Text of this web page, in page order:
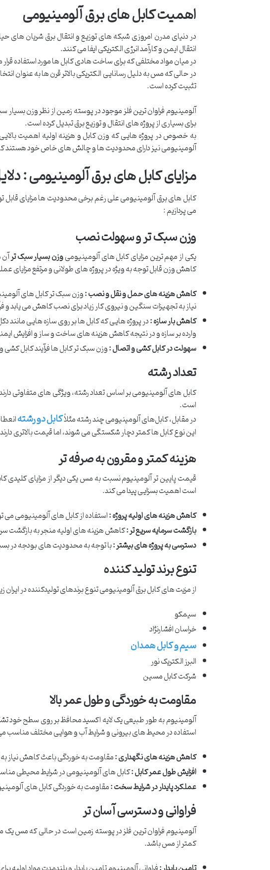
اهمیت کابل های برق آلومینیومی
در دنیای مدرن امروزی شبکه های توزیع و انتقال برق شریان
انتقال ایمن و کارآمد انرژی الکتریکی ایفا می کنند.
در میان مواد مختلفی که برای ساخت هادی کابل ها مورد استفاده قرار
در حالی که مس به دلیل رسانایی الکتریکی بالاتر قرن ها به عنوان
تثبیت کرده است.
آلومینیوم فراوان ترین فلز موجود در پوسته زمین از نظر وزن
برای بسیاری از پروژه های انتقال و توزیع برق تبدیل کرده است.
به خصوص در پروژه هایی که وزن کابل و هزینه اولیه اهمیت بالایی
آلومینیومی نیز دارای محدودیت ها و چالش های خاص خود هستند
مزایای کابل های برق آلومینیومی :
کابل های برق آلومینیومی علی رغم برخی محدودیت ها مزایای قابل
می پردازیم :
وزن سبک تر و سهولت نصب
یکی از مهم ترین مزایای کابل های آلومینیومیوزن بسیار سبک ترآن
کاهش وزن قابل توجه به ویژه در پروژه های طولانی و مرتفع مزایای
کاهش هزینه های حمل و نقل و نصب :وزن سبک تر کابل های
نیاز به تجهیزات سنگین و نیروی کار زیاد برای نصب کاهش می یابد و
کاهش بار سازه :در پروژه هایی که کابل ها بر روی سازه هایی
وارده بر سازه و در نتیجه کاهش هزینه های ساخت و ساز و افزایش
سهولت در کابل کشی و اتصال :وزن سبک تر کابل ها فرآیند کابل
تعداد رشته
کابل‌ های آلومینیومی بر اساس تعداد رشته، ویژگی‌ های متفاوتی
است.
در مقابل، کابل‌های آلومینیومی چند رشته مثلاًکابل دو رشته
این نوع کابل‌ ها کمتر دچار شکستگی می‌ شوند، اما قیمت بالاتری
هزینه کمتر و مقرون به صرفه تر
قیمت پایین تر آلومینیوم نسبت به مس یکی دیگر از مزایای
است اهمیت بسزایی پیدا می کند.
کاهش هزینه های اولیه پروژه :استفاده از کابل های آلومینیومی می
بازگشت سرمایه سریع تر :کاهش هزینه های اولیه منجر به بازگشت
دسترسی به پروژه های بیشتر :با توجه به محدودیت های بودجه در
تنوع برند تولید کننده
از مزیت های کابل برق آلومینیومی تنوع برندهای تولیدکننده در
سیمکو
خراسان افشارنژاد
سیم و کابل همدان
البرز الکتریک نور
شرکت کابل مسین
مقاومت به خوردگی و طول عمر بالا
آلومینیوم به طور طبیعی یک لایه اکسید محافظ بر روی سطح خود
استفاده در محیط های بیرونی و شرایط آب و هوایی مختلف مناسب
کاهش هزینه های نگهداری :مقاومت به خوردگی باعث کاهش نیاز
افزایش طول عمر کابل :کابل های آلومینیومی در شرایط محیطی
عملکرد پایدار در شرایط سخت :مقاومت به خوردگی کابل های
فراوانی و دسترسی آسان تر
آلومینیوم فراوان ترین فلز در پوسته زمین است در حالی که مس
کمتر از مس باشد.